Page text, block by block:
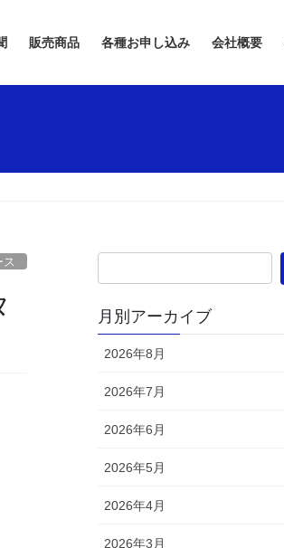
販売商品 各種お申し込み 会社概要
ス
月別アーカイブ
2026年8月
2026年7月
2026年6月
2026年5月
2026年4月
2026年3月